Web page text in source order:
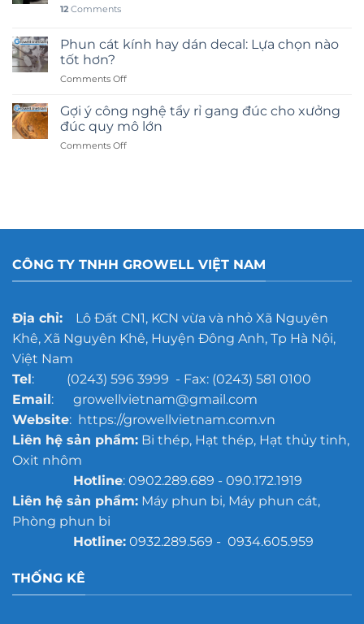
12 Comments
Phun cát kính hay dán decal: Lựa chọn nào
tốt hơn?
Comments Offon
kính
hay
dán
hơn?
Gợi ý công nghệ tẩy rỉ gang đúc cho xưởng
đúc quy mô lớn
Comments Offon
rỉ
cho
xưởng
mô
lớn
CÔNG TY TNHH GROWELL VIỆT NAM
Địa chỉ:Lô Đất CN1, KCN vừa và nhỏ Xã Nguyên
Khê, Xã Nguyên Khê, Huyện Đông Anh, Tp Hà Nội,
Việt Nam
Tel: (0243) 596 3999 - Fax: (0243) 581 0100
Email: growellvietnam@gmail.com
Website: https://growellvietnam.com.vn
Liên hệ sản phẩm:Bi thép, Hạt thép, Hạt thủy tinh,
Oxit nhôm
Hotline: 0902.289.689 - 090.172.1919
Liên hệ sản phẩm:Máy phun bi, Máy phun cát,
Phòng phun bi
Hotline:0932.289.569 - 0934.605.959
THỐNG KÊ